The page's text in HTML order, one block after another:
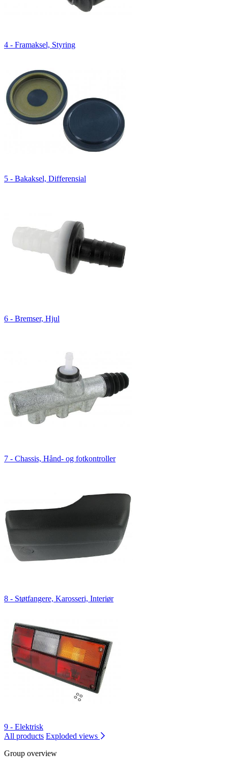
4 - Framaksel, Styring
5 - Bakaksel, Differensial
6 - Bremser, Hjul
7 - Chassis, Hånd- og fotkontroller
8 - Støtfangere, Karosseri, Interiør
9 - Elektrisk
All products Exploded views
Group overview